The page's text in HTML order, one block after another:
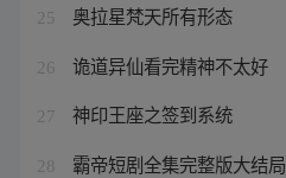
25 奥拉星梵天所有形态
26 诡道异仙看完精神不太好
27 神印王座之签到系统
28 霸帝短剧全集完整版大结局